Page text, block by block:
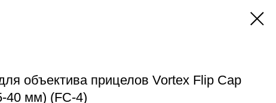
объектива прицелов Vortex Flip Cap
40 мм) (FC-4)